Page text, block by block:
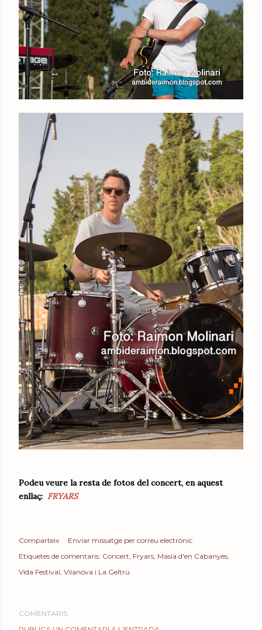
Podeu veure la resta de fotos del concert, en aquest
enllaç: FRYARS
Comparteix
Enviar missatge per correu electrònic
Etiquetes de comentaris: Concert Fryars Masia d'en Cabanyes
Vida Festival Vilanova i La Geltrú
COMENTARIS